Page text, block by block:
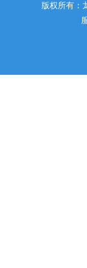
版权所有：